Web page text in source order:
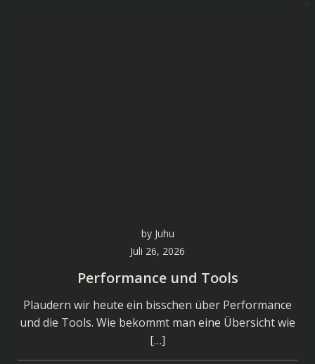
by Juhu
Juli 26, 2026
Performance und Tools
Plaudern wir heute ein bisschen über Performance
und die Tools. Wie bekommt man eine Übersicht wie
[…]